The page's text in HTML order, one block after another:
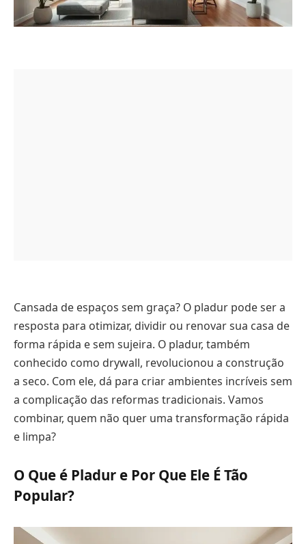
Cansada de espaços sem graça? O pladur pode ser a
resposta para otimizar, dividir ou renovar sua casa de
forma rápida e sem sujeira. O pladur, também
conhecido como drywall, revolucionou a construção
a seco. Com ele, dá para criar ambientes incríveis sem
a complicação das reformas tradicionais. Vamos
combinar, quem não quer uma transformação rápida
e limpa?
O Que é Pladur e Por Que Ele É Tão
Popular?